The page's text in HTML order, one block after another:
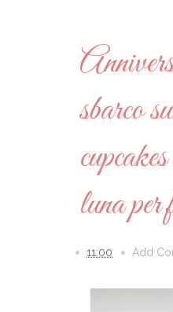
sbarco
luna per
11:00 Add